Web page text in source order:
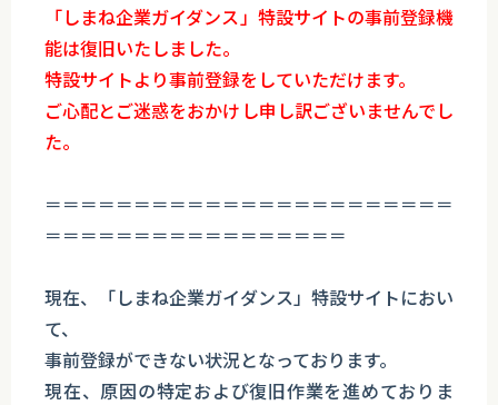
「しまね企業ガイダンス」特設サイトの事前登録機
能は復旧いたしました。
特設サイトより事前登録をしていただけます。
ご心配とご迷惑をおかけし申し訳ございませんでし
た。
＝＝＝＝＝＝＝＝＝＝＝＝＝＝＝＝＝＝＝＝＝＝＝
＝＝＝＝＝＝＝＝＝＝＝＝＝＝＝＝＝
現在、「しまね企業ガイダンス」特設サイトにおい
て、
事前登録ができない状況となっております。
現在、原因の特定および復旧作業を進めておりま